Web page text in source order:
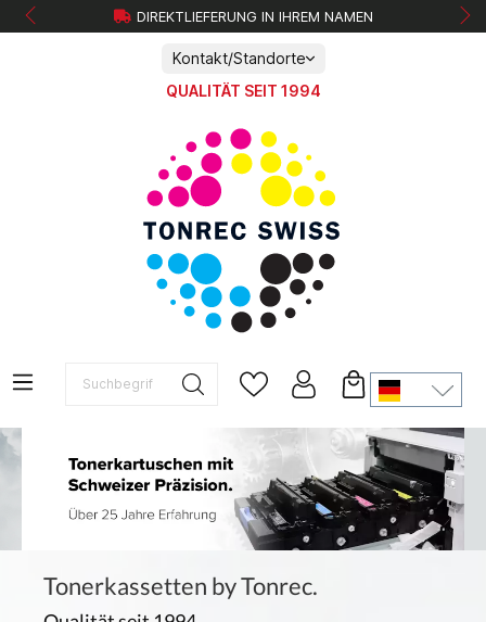
DIREKTLIEFERUNG IN IHREM NAMEN
Kontakt/Standorte
QUALITÄT SEIT 1994
Tonerkassetten by Tonrec.